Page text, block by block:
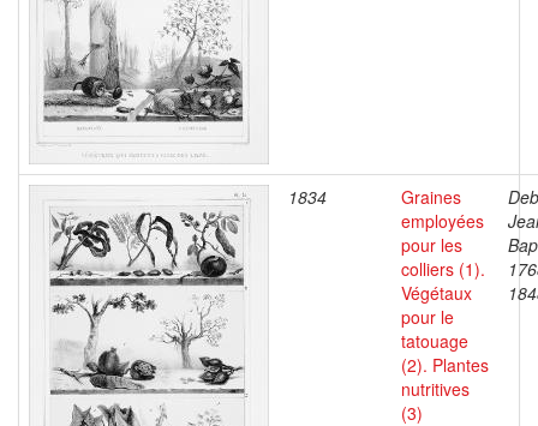
1834
Graines
employées
pour les
colliers (1).
Végétaux
pour le
tatouage
(2). Plantes
nutritives
(3)